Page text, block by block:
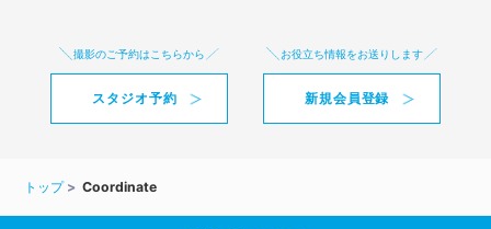
撮影のご予約はこちらから
スタジオ予約
お役立ち情報をお送りします
新規会員登録
トップ Coordinate